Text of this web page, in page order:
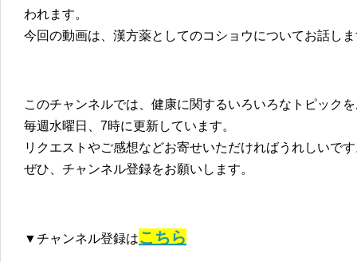
われます。
今回の動画は、漢方薬としてのコショウについてお話し
このチャンネルでは、健康に関するいろいろなトピック
毎週水曜日、7時に更新しています。
リクエストやご感想などお寄せいただければうれしいで
ぜひ、チャンネル登録をお願いします。
▼チャンネル登録はこちら